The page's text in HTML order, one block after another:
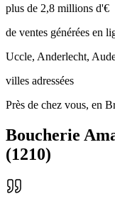
plus de 2,8 millions d'€
de ventes générées en
Uccle, Anderlecht,
villes adressées
Près de chez vous, en
Boucherie
(1210)